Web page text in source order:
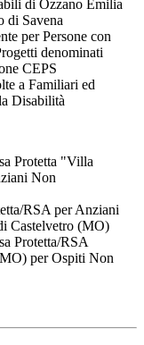
di Ozzano Emilia
di Savena
per Persone con
denominati
CEPS
a Familiari ed
Disabilità
Protetta "Villa
Non
RSA per Anziani
Castelvetro (MO)
Protetta/RSA
per Ospiti Non